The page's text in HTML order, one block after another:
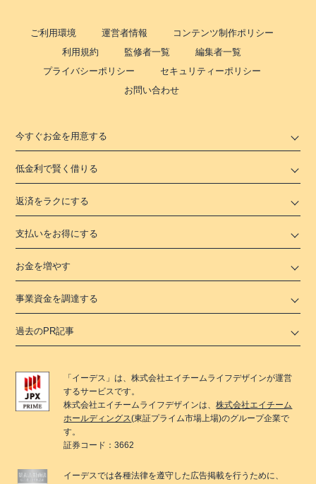
ご利用環境 運営者情報
コンテンツ制作ポリシー
利用規約
監修者一覧
編集者一覧
プライバシーポリシー
セキュリティーポリシー
お問い合わせ
今すぐお金を用意する
低金利で賢く借りる
返済をラクにする
支払いをお得にする
お金を増やす
事業資金を調達する
過去のPR記事
「 イーデス 」は、株式会社エイチームライフデザインが運営
するサービスです。
株式会社エイチームライフデザインは、株式会社エイチーム
ホールディングス(東証プライム市場上場)のグループ企業で
す。
証券コード：3662
イーデスでは各種法律を遵守した広告掲載を行うために、